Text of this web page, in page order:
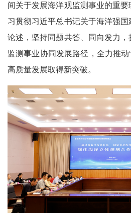
间关于发展海洋观监测事业的重
习贯彻习近平总书记关于海洋强
论述，坚持同题共答、同向发力
监测事业协同发展路径，全力推动
高质量发展取得新突破。